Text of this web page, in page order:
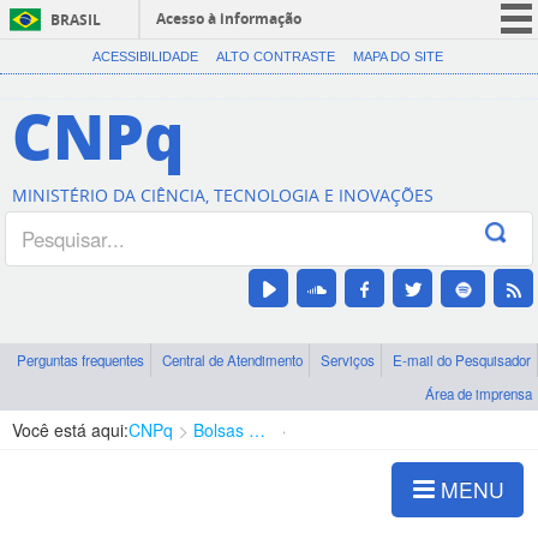
BRASIL
Acesso à informação
CORONAVÍRUS (COVID-19)
Canais
ACESSIBILIDADE ALTO CONTRASTE MAPA DO SITE
CNPq
MINISTÉRIO DA CIÊNCIA, TECNOLOGIA E INOVAÇÕES
Perguntas frequentes Central de Atendimento Serviços
E-mail do Pesquisador
Área de imprensa
Você está aqui:CNPq Bolsas e Auxílios Vigentes
MENU